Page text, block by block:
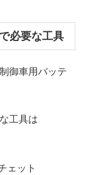
必要な工具
御車用バッテ
工具は
ェット